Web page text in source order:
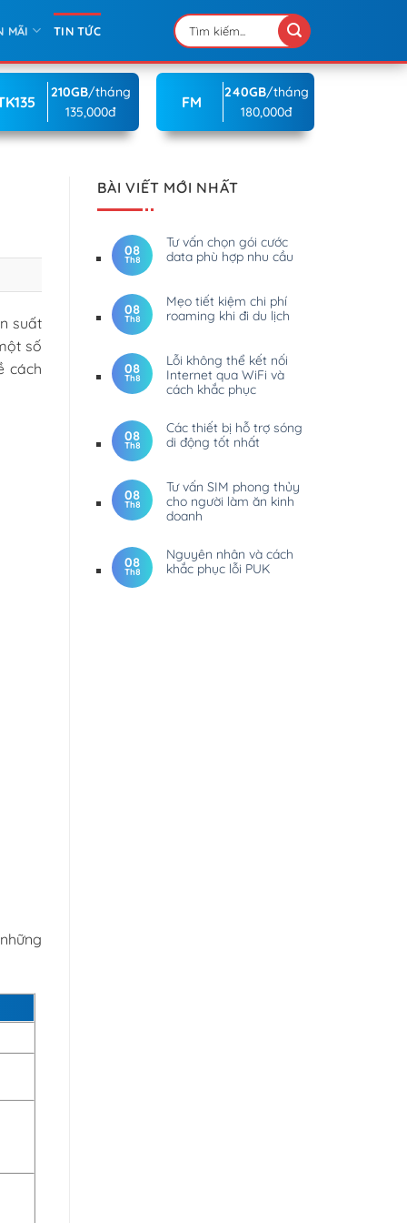
MÃI TIN TỨC
210GB/tháng
135,000đ
FM
240GB/tháng
180,000đ
suất
số
cách
BÀI VIẾT MỚI NHẤT
08
Th8
Tư vấn chọn gói cước
data phù hợp nhu cầu
08
Th8
Mẹo tiết kiệm chi phí
roaming khi đi du lịch
08
Th8
Lỗi không thể kết nối
Internet qua WiFi và
cách khắc phục
08
Th8
Các thiết bị hỗ trợ sóng
di động tốt nhất
08
Th8
Tư vấn SIM phong thủy
cho người làm ăn kinh
doanh
08
Th8
Nguyên nhân và cách
khắc phục lỗi PUK